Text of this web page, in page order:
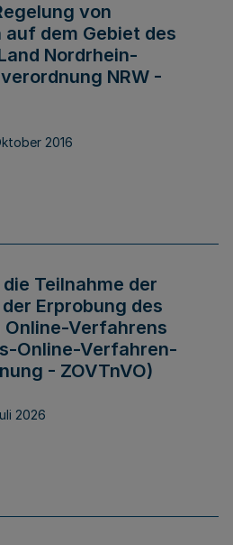
von
dem Gebiet des
Nordrhein-
NRW -
2016
Teilnahme der
Erprobung des
Verfahrens
Online-Verfahren-
- ZOVTnVO)
2026